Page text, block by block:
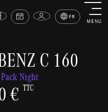
FR
MENU
C 160
Night
€ TTC